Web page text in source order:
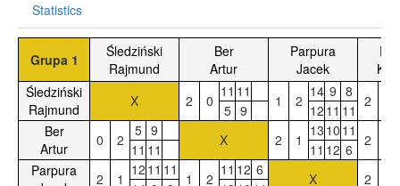
Statistics
Grupa 1
Śledziński
Rajmund
Ber
Artur
Parpura
Jacek
Śledziński
Rajmund
X 2 0
11 11
5 9
1 2
14 9 8
12 11 11
2
Ber
Artur
0 2
5 9
11 11
X 2 1
13 10 11
11 12 6
2
Parpura
2 1
12 11 11
1 2
11 12 6
X 2